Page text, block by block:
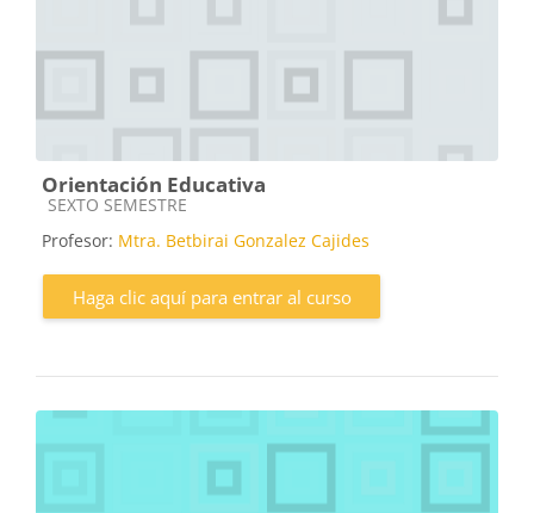
Orientación Educativa
Categoría de cursos
SEXTO SEMESTRE
Profesor: Mtra. Betbirai Gonzalez Cajides
Haga clic aquí para entrar al curso